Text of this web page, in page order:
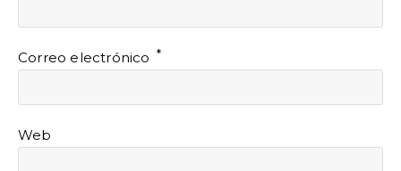
Correo electrónico *
Web